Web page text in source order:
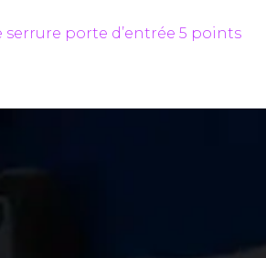
serrure porte d’entrée 5 points